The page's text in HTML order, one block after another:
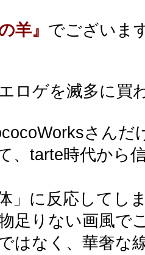
羊』 でございま
ロゲを滅多に買
さんだ
、tarte時代から
」に反応してし
足りない画風で
はなく、華奢な